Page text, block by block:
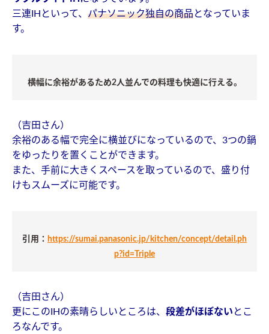
三連IHといって、 パナソニック独自の商品となっていま
す。
横幅に余裕があるため2人並んでの料理も快適に行える。
（吉田さん）
余裕のある幅で完全に横並びになっているので、3つの鍋
をゆったりを置くことができます。
また、手前に大きくスペースを取っているので、盛り付
けもスムーズに可能です。
引用： https://sumai.panasonic.jp/kitchen/concept/detail.ph
p?id=Triple
（吉田さん）
更にこのIHの素晴らしいところは、 段差がほぼない とこ
ろなんです。